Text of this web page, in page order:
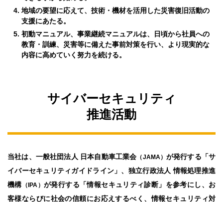
地域の要望に応えて、技術・機材を活用した災害復旧活動の
支援にあたる。
初動マニュアル、事業継続マニュアルは、日頃から社員への
教育・訓練、災害等に備えた事前対策を行い、より現実的な
内容に高めていく努力を続ける。
サイバーセキュリティ
推進活動
当社は、一般社団法人 日本自動車工業会 （JAMA） が発行する「サ
イバーセキュリティガイドライン」、独立行政法人 情報処理推進
機構（IPA） が発行する「情報セキュリティ診断」を参考にし、お
客様ならびに社会の信頼にお応えするべく、情報セキュリティ対